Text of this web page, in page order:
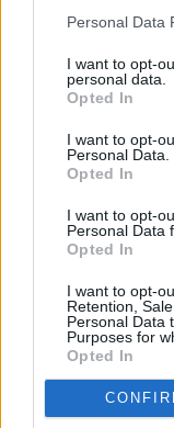
negar su
de su
rechazar tal
cualquier
visitando nuestra
Personal Data
I want to opt-
personal data.
Opted In
I want to opt-
Personal Data.
Opted In
I want to opt-
Personal Data
Opted In
I want to opt-
Retention,
Personal Data
Purposes for
Opted In